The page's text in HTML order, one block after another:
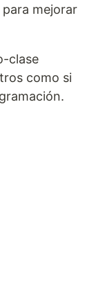
mejorar
clase
como si